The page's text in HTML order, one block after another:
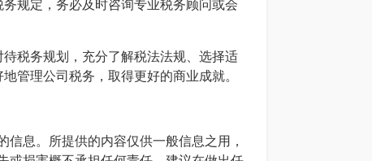
规定，务必及时咨询专业税务顾问或会
税务规划，充分了解税法法规、选择适
管理公司税务，取得更好的商业成就。
息。所提供的内容仅供一般信息之用，